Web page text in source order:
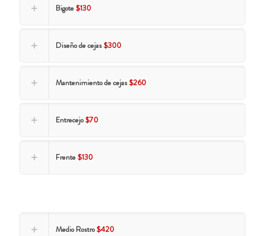
Bigote$130
Diseño de cejas$300
Mantenimiento de cejas$260
Entrecejo$70
Frente$130
Medio Rostro$420